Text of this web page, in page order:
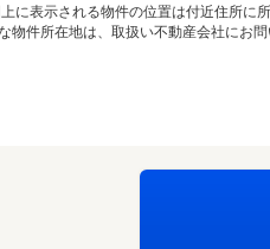
に表示される物件の位置は付近住所に
物件所在地は、取扱い不動産会社にお問